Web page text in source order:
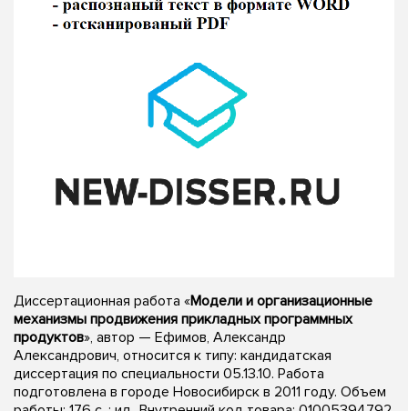
Диссертационная работа «Модели и организационные
механизмы продвижения прикладных программных
продуктов», автор — Ефимов, Александр
Александрович, относится к типу: кандидатская
диссертация по специальности 05.13.10. Работа
подготовлена в городе Новосибирск в 2011 году. Объем